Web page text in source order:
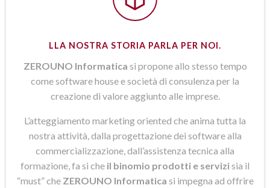
LLA NOSTRA STORIA PARLA PER NOI.
ZEROUNO Informatica si propone allo stesso tempo
come software house e società di consulenza per la
creazione di valore aggiunto alle imprese.
L’atteggiamento marketing oriented che anima tutta la
nostra attività, dalla progettazione dei software alla
commercializzazione, dall’assistenza tecnica alla
formazione, fa si che il binomio prodotti e servizisia il
“must” che ZEROUNO Informatica si impegna ad offrire